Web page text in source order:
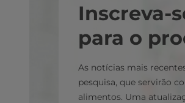
Inscreva-
para o
As notícias mais
pesquisa, que servirão
alimentos. Uma